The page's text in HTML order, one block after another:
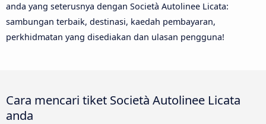
anda yang seterusnya dengan Società Autolinee Licata:
sambungan terbaik, destinasi, kaedah pembayaran,
perkhidmatan yang disediakan dan ulasan pengguna!
Cara mencari tiket Società Autolinee Licata
anda